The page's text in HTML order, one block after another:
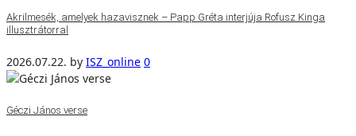
Akrilmesék, amelyek hazavisznek – Papp Gréta interjúja Rofusz Kinga
illusztrátorral
2026.07.22. by ISZ_online 0
Géczi János verse